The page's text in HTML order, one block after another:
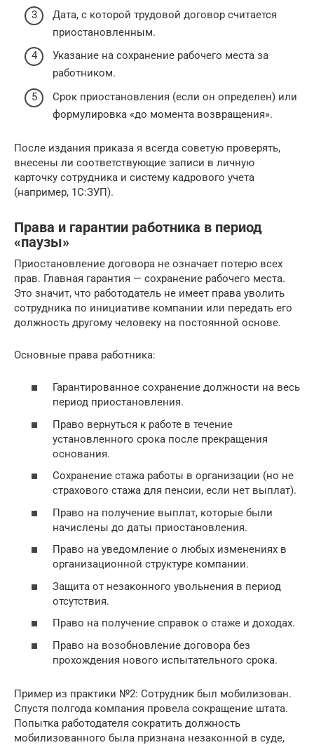
Дата, с которой трудовой договор считается
приостановленным.
Указание на сохранение рабочего места за
работником.
Срок приостановления (если он определен) или
формулировка «до момента возвращения».
После издания приказа я всегда советую проверять,
внесены ли соответствующие записи в личную
карточку сотрудника и систему кадрового учета
(например, 1С:ЗУП).
Права и гарантии работника в период
«паузы»
Приостановление договора не означает потерю всех
прав. Главная гарантия — сохранение рабочего места.
Это значит, что работодатель не имеет права уволить
сотрудника по инициативе компании или передать его
должность другому человеку на постоянной основе.
Основные права работника:
Гарантированное сохранение должности на весь
период приостановления.
Право вернуться к работе в течение
установленного срока после прекращения
основания.
Сохранение стажа работы в организации (но не
страхового стажа для пенсии, если нет выплат).
Право на получение выплат, которые были
начислены до даты приостановления.
Право на уведомление о любых изменениях в
организационной структуре компании.
Защита от незаконного увольнения в период
отсутствия.
Право на получение справок о стаже и доходах.
Право на возобновление договора без
прохождения нового испытательного срока.
Пример из практики №2: Сотрудник был мобилизован.
Спустя полгода компания провела сокращение штата.
Попытка работодателя сократить должность
мобилизованного была признана незаконной в суде,